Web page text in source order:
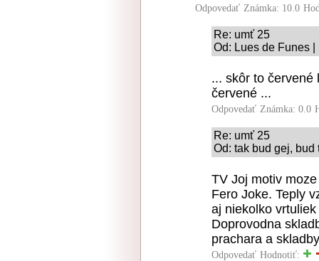
Odpovedať Známka: 10.0
Re: umť 25
Od: Lues de Funes
... skôr to červené
červené ...
Odpovedať Známka: 0.0
Re: umť 25
Od: tak bud gej,
TV Joj motiv
Fero Joke. Teply
aj niekolko
Doprovodna
prachara a
Odpovedať Hodnotiť: